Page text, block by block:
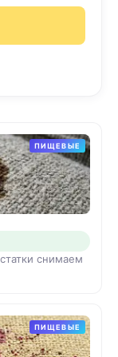
ПИЩЕВЫЕ
снимаем
ПИЩЕВЫЕ